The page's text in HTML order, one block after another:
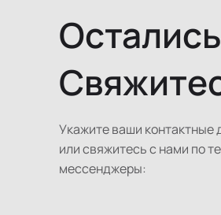
Укажите ваши
или свяжитесь с нами по
мессенджеры: